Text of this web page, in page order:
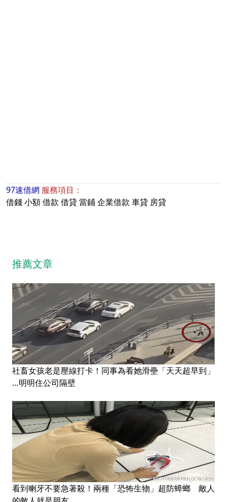
97速借網 服務項目：
借錢小額借款 借貸當鋪企業借款 車貸 房貸
推薦文章
社畜女孩老是壓線打卡！同事為看她滑壘「天天超早到」
…明明住公司隔壁
看到喇牙不要急著殺！兩種「恐怖生物」超防蟑螂 敵人